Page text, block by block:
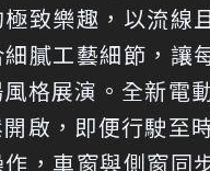
致樂趣，以流線
膩工藝細節，讓
格展演。全新電
啟，即便行駛至
，車窗與側窗同